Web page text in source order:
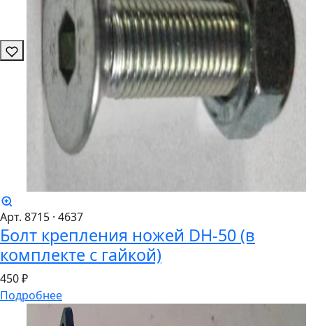
Арт. 8715 · 4637
Болт крепления ножей DH-50 (в
комплекте с гайкой)
450 ₽
Подробнее